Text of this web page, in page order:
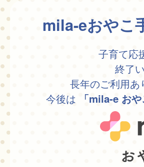
mila-eおやこ
子育て応
終了
長年のご利用
今後は
「mila-e おや